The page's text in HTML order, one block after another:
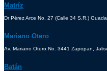
Matríz
Dr Pérez Arce No. 27 (Calle 34 S.R.)
Mariano Otero
Av. Mariano Otero No. 3441 Zapopan,
Batán